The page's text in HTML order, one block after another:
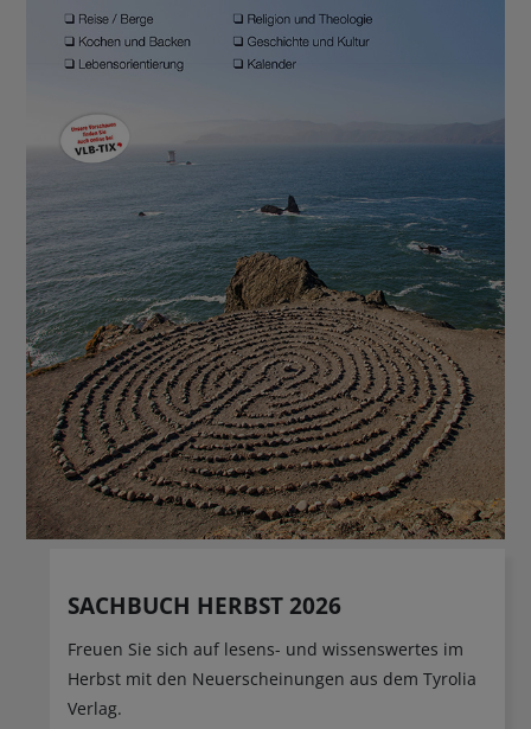
SACHBUCH HERBST 2026
Freuen Sie sich auf lesens- und wissenswertes im
Herbst mit den Neuerscheinungen aus dem Tyrolia
Verlag.